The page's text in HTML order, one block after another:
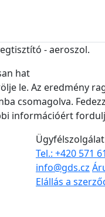
- aeroszol.
hat
le. Az eredmény
csomagolva.
információért
Ügyfélszolgálat
Tel.: +420 571
info@gds.cz
Elállás a